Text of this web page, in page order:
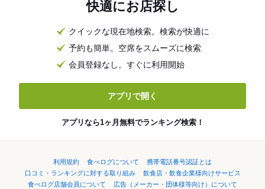
快適にお店探し
クイックな現在地検索。検索が快適に
予約も簡単。空席をスムーズに検索
会員登録なし。すぐに利用開始
アプリで開く
アプリなら1ヶ月無料でランキング検索！
利用規約 食べログについて
携帯電話番号認証とは
口コミ・ランキングに対する取り組み
飲食店・飲食企業様向けサービス
食べログ店舗会員について
広告（メーカー・団体様等向け）について